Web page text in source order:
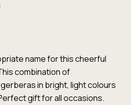
name for this cheerful
combination of
in bright, light colours
gift for all occasions.